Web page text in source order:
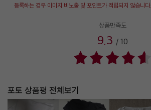
등록하는 경우 이미지 비노출 및 포인트가 적립되지 않습니다.
상품만족도
9.3 / 10
포토 상품평 전체보기